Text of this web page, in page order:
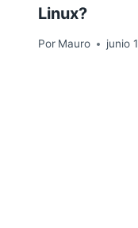
Linux?
Por Mauro junio